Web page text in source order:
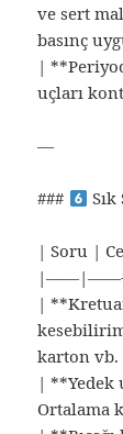
ve sert
basınç
|
uçları
—
###
| Soru |
|
karton vb.
| **Yedek
Ortalama